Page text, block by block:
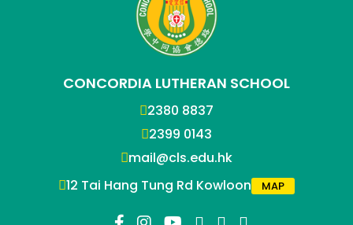
CONCORDIA LUTHERAN SCHOOL
2380 8837
2399 0143
mail@cls.edu.hk
12 Tai Hang Tung Rd Kowloon
MAP